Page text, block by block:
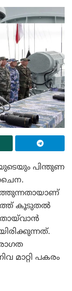
പിന്തുണ
ചൈന.
കൂടുതല്‍
തായ്‌വാന്‍
മാറ്റി പകരം